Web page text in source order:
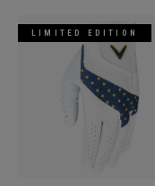
LIMITED EDITION